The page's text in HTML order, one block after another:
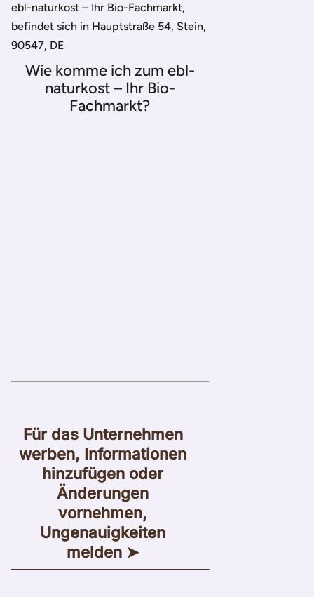
ebl-naturkost – Ihr Bio-Fachmarkt,
befindet sich in Hauptstraße 54, Stein,
90547, DE
Wie komme ich zum ebl-
naturkost – Ihr Bio-
Fachmarkt?
Für das Unternehmen
werben, Informationen
hinzufügen oder
Änderungen
vornehmen,
Ungenauigkeiten
melden ➤